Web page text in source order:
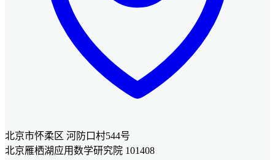
北京市怀柔区 河防口村544号
北京雁栖湖应用数学研究院 101408